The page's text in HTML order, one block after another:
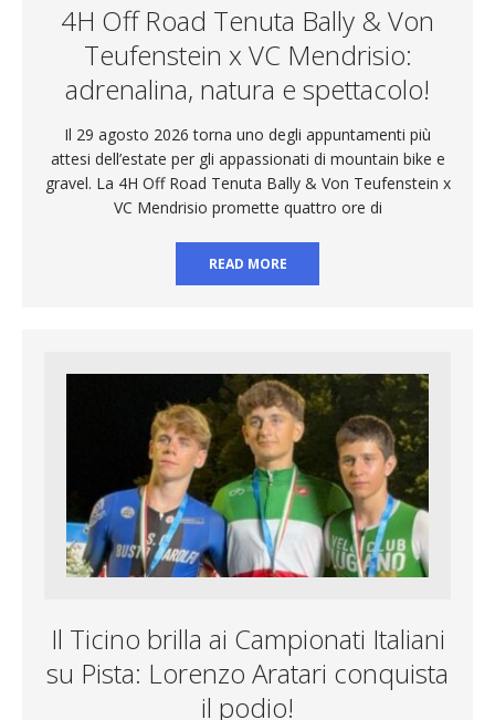
4H Off Road Tenuta Bally & Von
Teufenstein x VC Mendrisio:
adrenalina, natura e spettacolo!
Il 29 agosto 2026 torna uno degli appuntamenti più
attesi dell’estate per gli appassionati di mountain bike e
gravel. La 4H Off Road Tenuta Bally & Von Teufenstein x
VC Mendrisio promette quattro ore di
READ MORE
Il Ticino brilla ai Campionati Italiani
su Pista: Lorenzo Aratari conquista
il podio!